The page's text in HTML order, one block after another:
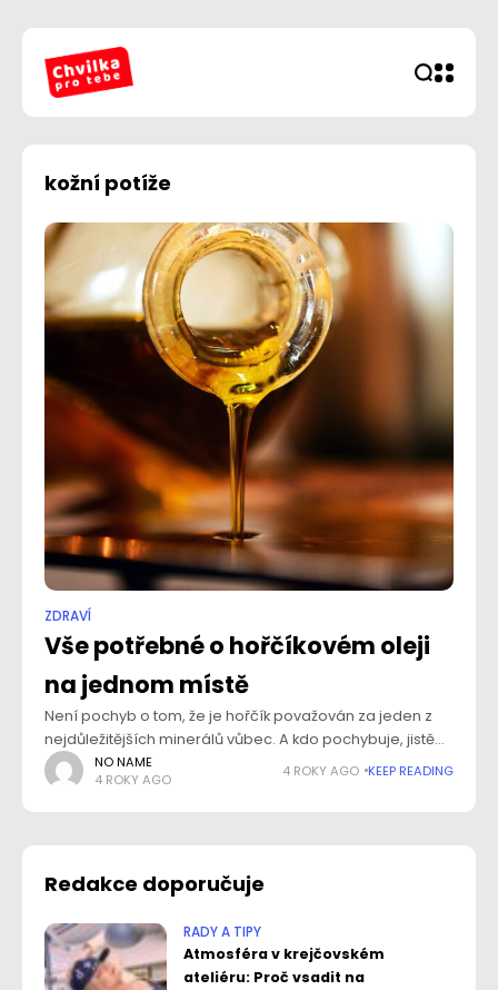
kožní potíže
ZDRAVÍ
Vše potřebné o hořčíkovém oleji
na jednom místě
Není pochyb o tom, že je hořčík považován za jeden z
nejdůležitějších minerálů vůbec. A kdo pochybuje, jistě
ho přesvědčí fakt, že se podílí na více než třech stovkách
reakcí
NO NAME
4 ROKY AGO
4 ROKY AGO KEEP READING
Redakce doporučuje
RADY A TIPY
Atmosféra v krejčovském
ateliéru: Proč vsadit na